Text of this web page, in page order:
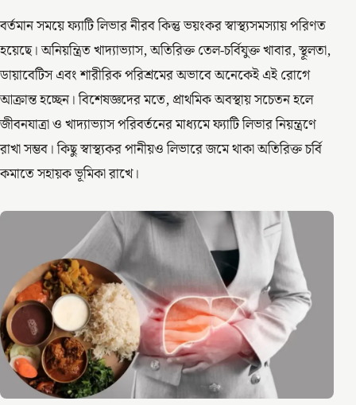
বর্তমান সময়ে ফ্যাটি লিভার নীরব কিন্তু ভয়ংকর স্বাস্থ্যসমস্যায় পরিণত
হয়েছে। অনিয়ন্ত্রিত খাদ্যাভ্যাস, অতিরিক্ত তেল-চর্বিযুক্ত খাবার, স্থূলতা,
ডায়াবেটিস এবং শারীরিক পরিশ্রমের অভাবে অনেকেই এই রোগে
আক্রান্ত হচ্ছেন। বিশেষজ্ঞদের মতে, প্রাথমিক অবস্থায় সচেতন হলে
জীবনযাত্রা ও খাদ্যাভ্যাস পরিবর্তনের মাধ্যমে ফ্যাটি লিভার নিয়ন্ত্রণে
রাখা সম্ভব। কিছু স্বাস্থ্যকর পানীয়ও লিভারে জমে থাকা অতিরিক্ত চর্বি
কমাতে সহায়ক ভূমিকা রাখে।